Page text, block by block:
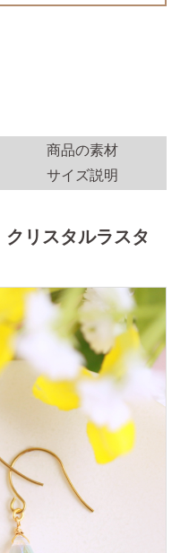
ぶ
ます。
商品の素材
サイズ説明
クリスタルラスタ